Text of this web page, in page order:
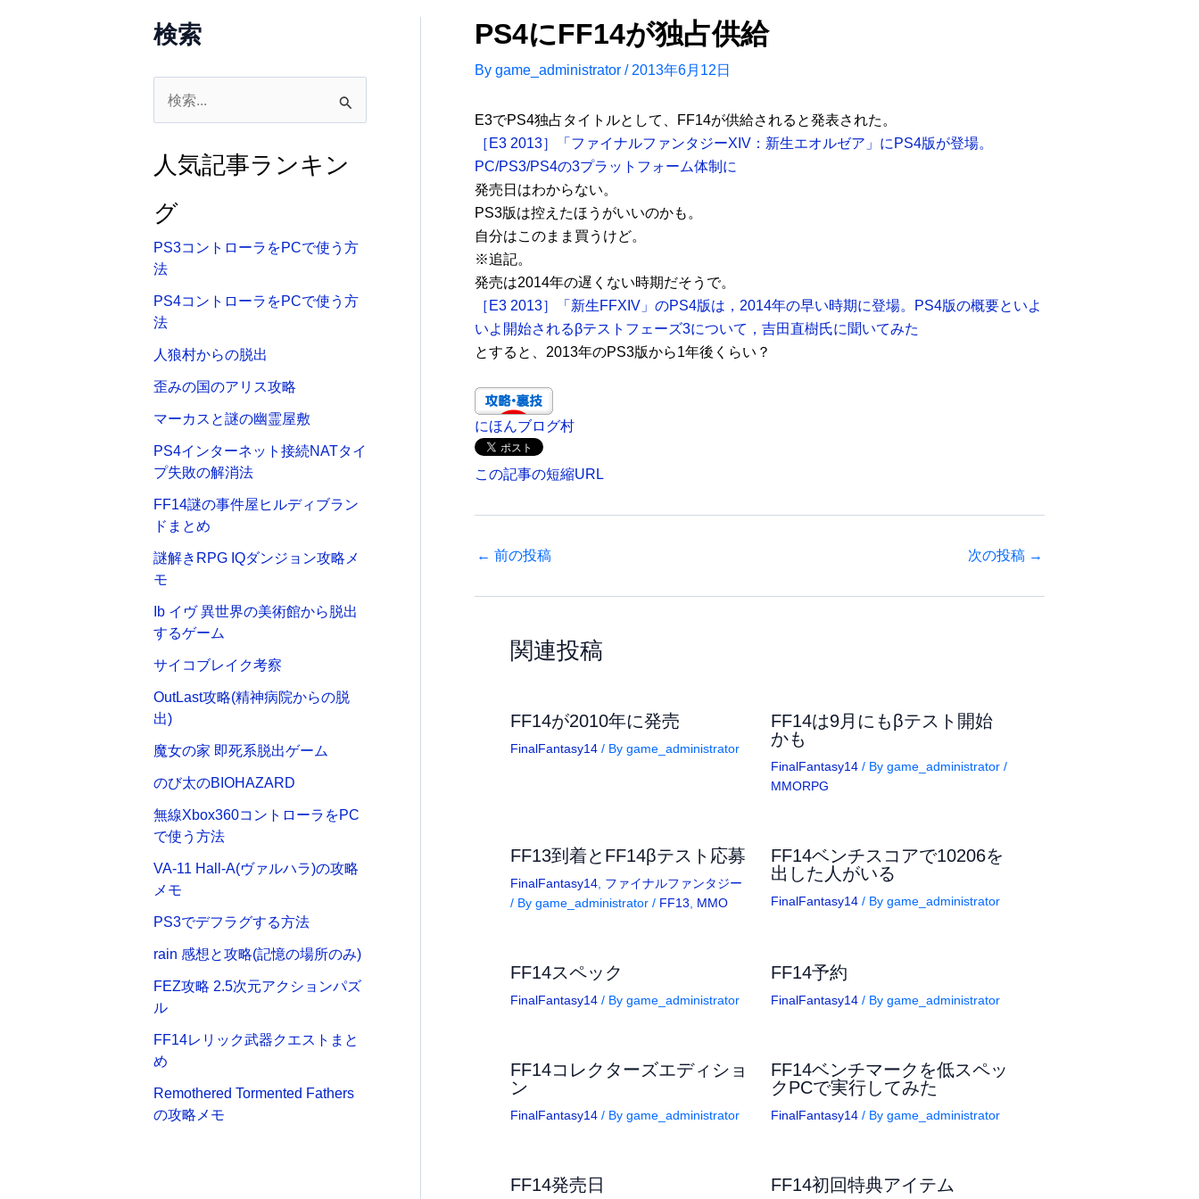
検索
象人気記事ランキン
グ
PS3コントローラをPCで使う方
法
PS4コントローラをPCで使う方
法
人狼村からの脱出
歪みの国のアリス攻略
マーカスと謎の幽霊屋敷
PS4インターネット接続NATタイ
プ失敗の解消法
FF14謎の事件屋ヒルディブラン
ドまとめ
謎解きRPG IQダンジョン攻略メ
モ
Ib イヴ 異世界の美術館から脱出
するゲーム
サイコブレイク考察
OutLast攻略(精神病院からの脱
出)
魔女の家 即死系脱出ゲーム
のび太のBIOHAZARD
無線Xbox360コントローラをPC
で使う方法
VA-11 Hall-A(ヴァルハラ)の攻略
メモ
PS3でデフラグする方法
rain 感想と攻略(記憶の場所のみ)
FEZ攻略 2.5次元アクションパズ
ル
FF14レリック武器クエストまと
め
Remothered Tormented Fathers
の攻略メモ
PS4にFF14が独占供給
By game_administrator / 2013年6月12日
E3でPS4独占タイトルとして、FF14が供給されると発表された。
［E3 2013］「ファイナルファンタジーXIV：新生エオルゼア」にPS4版が登場。
PC/PS3/PS4の3プラットフォーム体制に
発売日はわからない。
PS3版は控えたほうがいいのかも。
自分はこのまま買うけど。
※追記。
発売は2014年の遅くない時期だそうで。
［E3 2013］「新生FFXIV」のPS4版は，2014年の早い時期に登場。PS4版の概要といよ
いよ開始されるβテストフェーズ3について，吉田直樹氏に聞いてみた
とすると、2013年のPS3版から1年後くらい？
にほんブログ村
この記事の短縮URL
← 前の投稿 次の投稿 →
関連投稿
FF14が2010年に発売
FinalFantasy14 / By game_administrator
FF14は9月にもβテスト開始
かも
FinalFantasy14 / By game_administrator /
MMORPG
FF13到着とFF14βテスト応募
FinalFantasy14 ファイナルファンタジー
/ By game_administrator / FF13 MMO
FF14ベンチスコアで10206を
出した人がいる
FinalFantasy14 / By game_administrator
FF14スペック
FinalFantasy14 / By game_administrator
FF14予約
FinalFantasy14 / By game_administrator
FF14コレクターズエディショ
ン
FinalFantasy14 / By game_administrator
FF14ベンチマークを低スペッ
クPCで実行してみた
FinalFantasy14 / By game_administrator
FF14発売日 FF14初回特典アイテム